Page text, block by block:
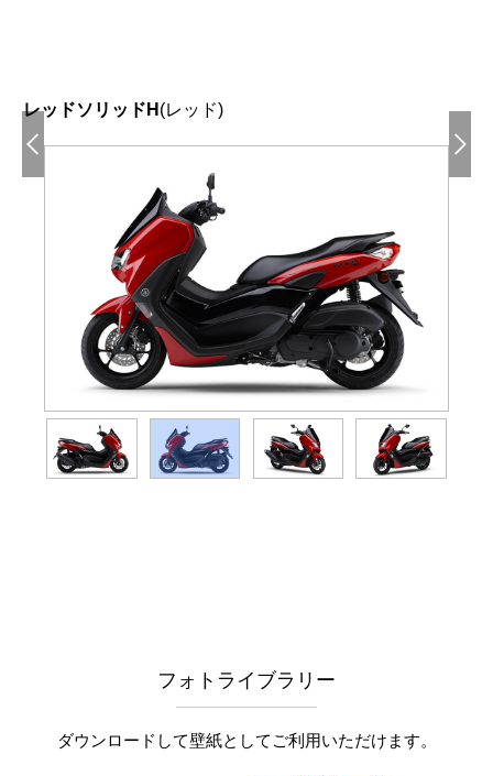
レッドソリッドH (レッド)
フォトライブラリー
ダウンロードして壁紙としてご利用いただけます。